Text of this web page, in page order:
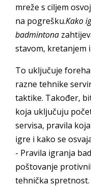
mreže s ciljem
na pogrešku.Kako
badmintona
stavom, kretanjem
To uključuje
razne tehnike
taktike. Također,
koja uključuju
servisa, pravila
igre i kako se
- Pravila igranja
poštovanje
tehnička